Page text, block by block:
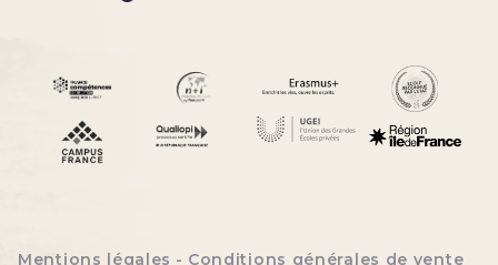
Mentions légales Conditions générales de vente